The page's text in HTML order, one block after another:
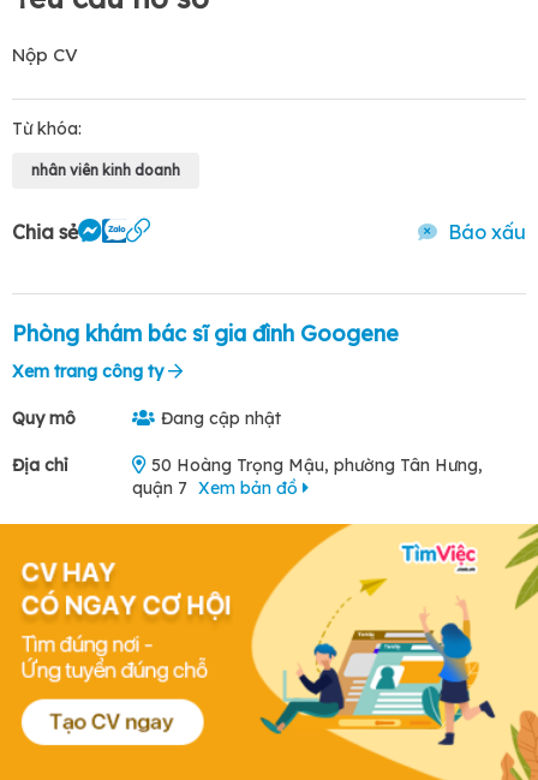
Nộp CV
Từ khóa:
nhân viên kinh doanh
Chia sẻ Báo xấu
Phòng khám bác sĩ gia đình Googene
Xem trang công ty
Quy mô Đang cập nhật
Địa chỉ
50 Hoàng Trọng Mậu, phường Tân Hưng,
quận 7 Xem bản đồ